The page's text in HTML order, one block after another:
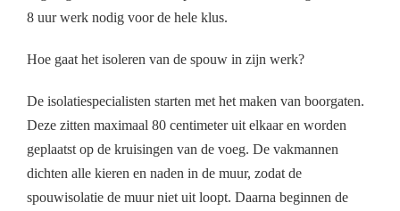
8 uur werk nodig voor de hele klus.
Hoe gaat het isoleren van de spouw in zijn werk?
De isolatiespecialisten starten met het maken van boorgaten.
Deze zitten maximaal 80 centimeter uit elkaar en worden
geplaatst op de kruisingen van de voeg. De vakmannen
dichten alle kieren en naden in de muur, zodat de
spouwisolatie de muur niet uit loopt. Daarna beginnen de